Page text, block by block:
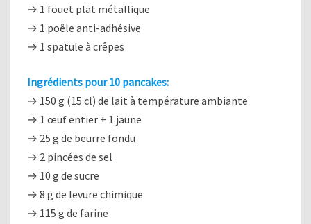
→ 1 fouet plat métallique
→ 1 poêle anti-adhésive
→ 1 spatule à crêpes
Ingrédients pour 10 pancakes:
→ 150 g (15 cl) de lait à température ambiante
→ 1 œuf entier + 1 jaune
→ 25 g de beurre fondu
→ 2 pincées de sel
→ 10 g de sucre
→ 8 g de levure chimique
→ 115 g de farine